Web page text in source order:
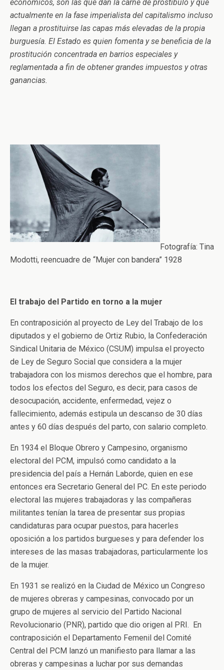
económicos, son las que dan la carne de prostíbulo y que
actualmente en la fase imperialista del capitalismo incluso
llegan a prostituirse las capas más elevadas de la propia
burguesía. El Estado es quien fomenta y se beneficia de la
prostitución concentrada en barrios especiales y
reglamentada a fin de obtener grandes impuestos y otras
ganancias.
Fotografía: Tina
Modotti, reencuadre de “Mujer con bandera” 1928
El trabajo del Partido en torno a la mujer
En contraposición al proyecto de Ley del Trabajo de los
diputados y el gobierno de Ortiz Rubio, la Confederación
Sindical Unitaria de México (CSUM) impulsa el proyecto
de Ley de Seguro Social que considera a la mujer
trabajadora con los mismos derechos que el hombre, para
todos los efectos del Seguro, es decir, para casos de
desocupación, accidente, enfermedad, vejez o
fallecimiento, además estipula un descanso de 30 días
antes y 60 días después del parto, con salario completo.
En 1934 el Bloque Obrero y Campesino, organismo
electoral del PCM, impulsó como candidato a la
presidencia del país a Hernán Laborde, quien en ese
entonces era Secretario General del PC. En este periodo
electoral las mujeres trabajadoras y las compañeras
militantes tenían la tarea de presentar sus propias
candidaturas para ocupar puestos, para hacerles
oposición a los partidos burgueses y para defender los
intereses de las masas trabajadoras, particularmente los
de la mujer.
En 1931 se realizó en la Ciudad de México un Congreso
de mujeres obreras y campesinas, convocado por un
grupo de mujeres al servicio del Partido Nacional
Revolucionario (PNR), partido que dio origen al PRI. En
contraposición el Departamento Femenil del Comité
Central del PCM lanzó un manifiesto para llamar a las
obreras y campesinas a luchar por sus demandas